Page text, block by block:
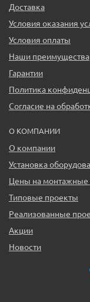
Доставка
Условия оказания
Условия оплаты
Наши преимущества
Гарантии
Политика
Согласие на
О КОМПАНИИ
О компании
Установка
Цены на монтажные
Типовые проекты
Реализованные
Акции
Новости